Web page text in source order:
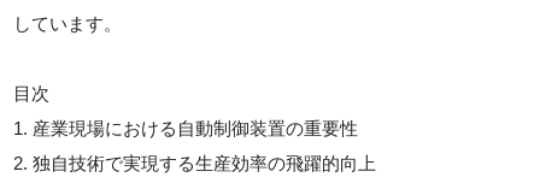
しています。
目次
1. 産業現場における自動制御装置の重要性
2. 独自技術で実現する生産効率の飛躍的向上